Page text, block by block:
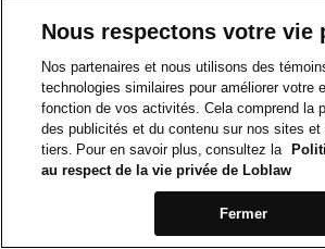
Nous respectons votre vie
Nos partenaires et nous utilisons des
technologies similaires pour améliorer votre
fonction de vos activités. Cela comprend la
des publicités et du contenu sur nos sites et
tiers. Pour en savoir plus, consultez la
au respect de la vie privée de Loblaw
Fermer